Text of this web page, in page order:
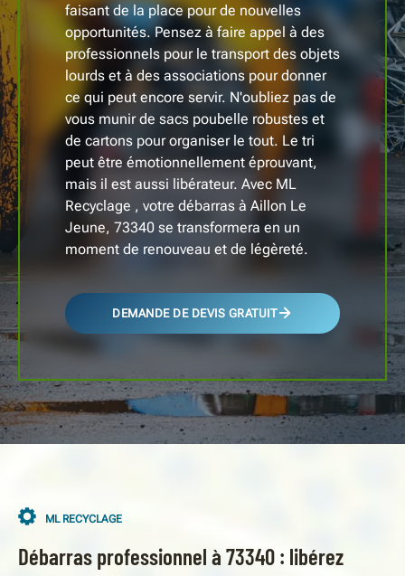
faisant de la place pour de nouvelles
opportunités. Pensez à faire appel à des
professionnels pour le transport des objets
lourds et à des associations pour donner
ce qui peut encore servir. N'oubliez pas de
vous munir de sacs poubelle robustes et
de cartons pour organiser le tout. Le tri
peut être émotionnellement éprouvant,
mais il est aussi libérateur. Avec ML
Recyclage , votre débarras à Aillon Le
Jeune, 73340 se transformera en un
moment de renouveau et de légèreté.
DEMANDE DE DEVIS GRATUIT
ML RECYCLAGE
Débarras professionnel à 73340 : libérez